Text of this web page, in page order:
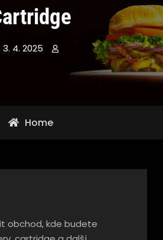
3. 4. 2025
Home
obchod, kde budete